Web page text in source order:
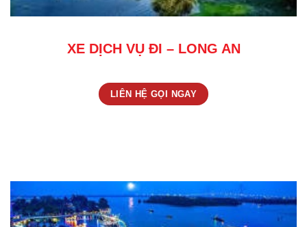
XE DỊCH VỤ ĐI – LONG AN
LIÊN HỆ GỌI NGAY